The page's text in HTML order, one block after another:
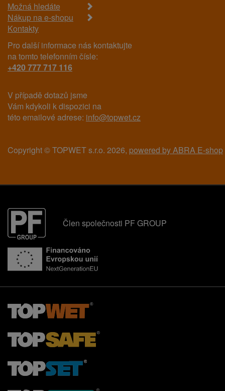
Možná hledáte
Nákup na e-shopu
Kontakty
Pro další informace nás kontaktujte
na tomto telefonním čísle:
+420 777 717 116
V případě dotazů jsme
Vám kdykoli k dispozici na
této emailové adrese: info@topwet.cz
Copyright © TOPWET s.r.o. 2026, powered by ABRA E-shop
Člen společnosti PF GROUP